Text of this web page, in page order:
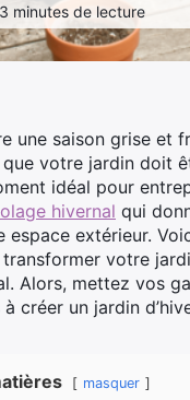
minutes de lecture
une saison grise et
votre jardin doit
idéal pour
hivernal qui
espace extérieur.
votre
Alors, mettez vos
créer un jardin
masquer